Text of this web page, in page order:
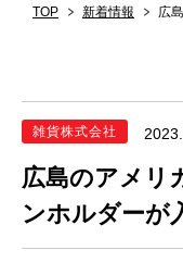
TOP 新着情報 広
雑貨株式会社
広島のアメリ
ンホルダーが